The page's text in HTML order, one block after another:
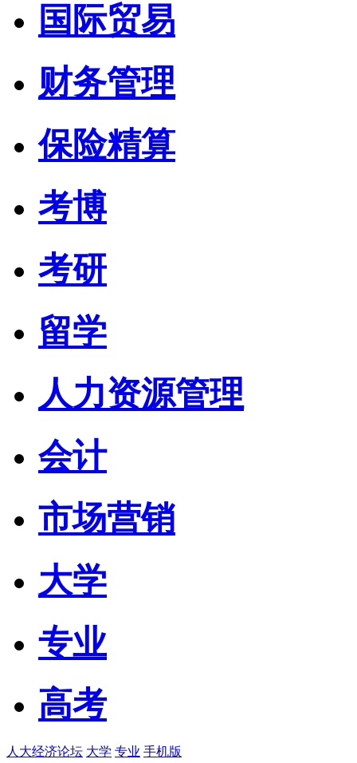
国际贸易
财务管理
保险精算
考博
考研
留学
人力资源管理
会计
市场营销
大学
专业
高考
人大经济论坛 大学 专业 手机版